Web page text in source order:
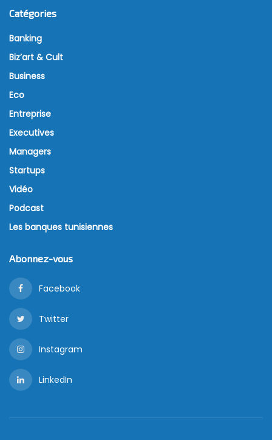
Catégories
Banking
Biz’art & Cult
Business
Eco
Entreprise
Executives
Managers
Startups
Vidéo
Podcast
Les banques tunisiennes
Abonnez-vous
Facebook
Twitter
Instagram
LinkedIn